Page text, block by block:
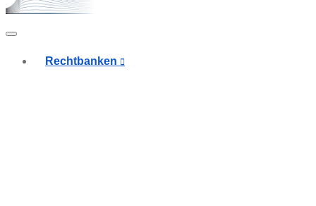
Rechtbanken